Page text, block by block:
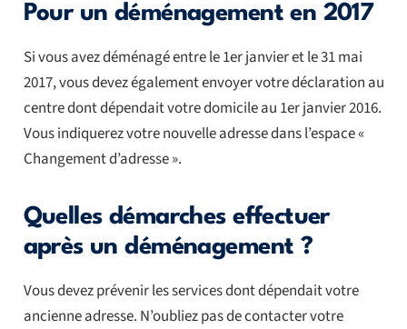
Pour un déménagement en 2017
Si vous avez déménagé entre le 1er janvier et le 31 mai
2017, vous devez également envoyer votre déclaration au
centre dont dépendait votre domicile au 1er janvier 2016.
Vous indiquerez votre nouvelle adresse dans l’espace «
Changement d’adresse ».
Quelles démarches effectuer
après un déménagement ?
Vous devez prévenir les services dont dépendait votre
ancienne adresse. N’oubliez pas de contacter votre